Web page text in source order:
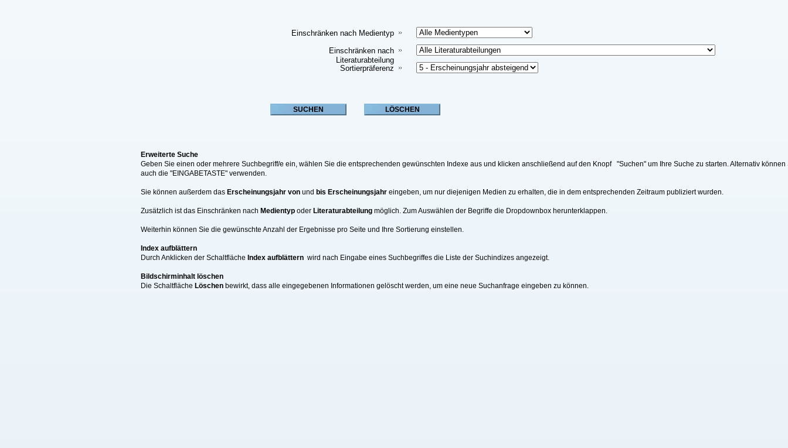
Einschränken nach Medientyp
Einschränken nach
Literaturabteilung
Sortierpräferenz
Erweiterte Suche
Geben Sie einen oder mehrere Suchbegriff/e ein, wählen Sie die entsprechenden gewünschten Indexe aus und klicken anschließend auf den Knopf "Suchen" um Ihre Suche zu starten. Alternativ können
auch die "EINGABETASTE" verwenden.
Sie können außerdem das Erscheinungsjahr von und bis Erscheinungsjahr eingeben, um nur diejenigen Medien zu erhalten, die in dem entsprechenden Zeitraum publiziert wurden.
Zusätzlich ist das Einschränken nach Medientyp oder Literaturabteilung möglich. Zum Auswählen der Begriffe die Dropdownbox herunterklappen.
Weiterhin können Sie die gewünschte Anzahl der Ergebnisse pro Seite und Ihre Sortierung einstellen.
Index aufblättern
Durch Anklicken der Schaltfläche Index aufblättern wird nach Eingabe eines Suchbegriffes die Liste der Suchindizes angezeigt.
Bildschirminhalt löschen
Die Schaltfläche Löschen bewirkt, dass alle eingegebenen Informationen gelöscht werden, um eine neue Suchanfrage eingeben zu können.